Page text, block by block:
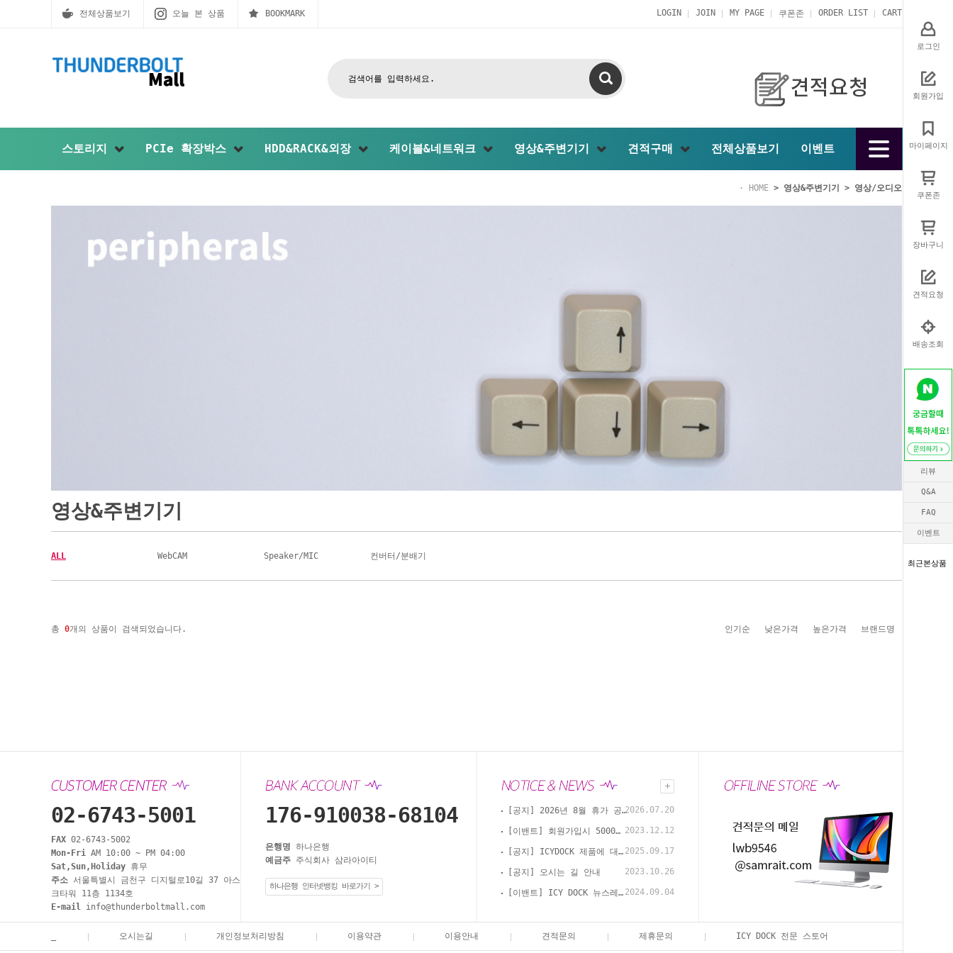
로그인
회원가입
마이페이지
쿠폰존
장바구니
견적요청
배송조회
리뷰
Q&A
FAQ
이벤트
최근본상품
전체상품보기 오늘 본 상품 BOOKMARK LOGIN JOIN MY PAGE 쿠폰존 ORDER LIST CART
스토리지 PCIe 확장박스 HDD&RACK&외장 케이블&네트워크 영상&주변기기 견적구매 전체상품보기 이벤트
HOME > 영상&주변기기 > 영상/오디오
영상&주변기기
ALL WebCAM Speaker/MIC 컨버터/분배기
총 0개의 상품이 검색되었습니다. 인기순 낮은가격 높은가격 브랜드명
02-6743-5001
FAX 02-6743-5002
Mon-Fri
AM 10:00 ~ PM 04:00
Sat,Sun,Holiday 휴무
주소 서울특별시 금천구 디지털로10길 37 아스
크타워 11층 1134호
E-mail
info@thunderboltmall.com
176-910038-68104
은행명 하나은행
예금주 주식회사 삼라아이티
하나은행 인터넷뱅킹 바로가기 >
[공지] 2026년 8월 휴가 공지2026.07.20
[이밴트] 회원가입시 5000원 적립 첫 구매시 사용 가능합니다. 2023.12.12
[공지] ICYDOCK 제품에 대한 키락 변경 안내 2025.09.17
[공지] 오시는 길 안내 2023.10.26
[이밴트] ICY DOCK 뉴스레터 구독 회원 추가 적립금 증정 이벤트 2024.09.04
오시는길 개인정보처리방침 이용약관 이용안내 견적문의 제휴문의 ICY DOCK 전문 스토어